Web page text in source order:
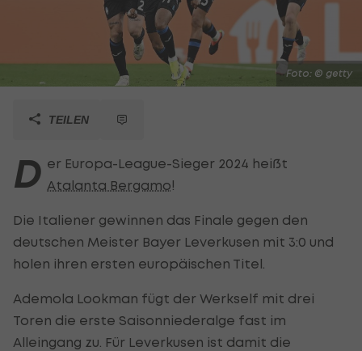
Foto: © getty
TEILEN
D er Europa-League-Sieger 2024 heißt
Atalanta Bergamo!
Die Italiener gewinnen das Finale gegen den
deutschen Meister Bayer Leverkusen mit 3:0 und
holen ihren ersten europäischen Titel.
Ademola Lookman fügt der Werkself mit drei
Toren die erste Saisonniederalge fast im
Alleingang zu. Für Leverkusen ist damit die